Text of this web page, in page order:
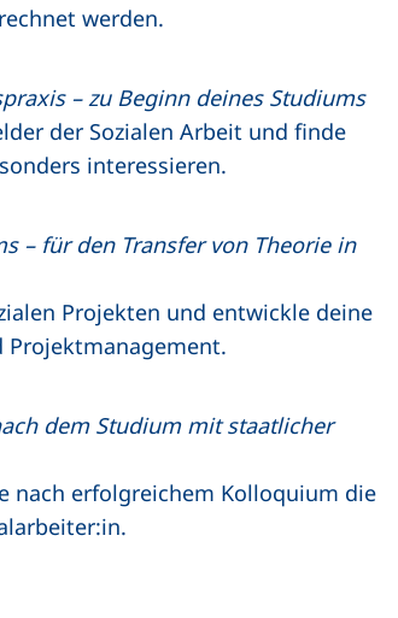
werden.
– zu Beginn deines Studiums
der Sozialen Arbeit und finde
interessieren.
– für den Transfer von Theorie in
Projekten und entwickle deine
Projektmanagement.
dem Studium mit staatlicher
nach erfolgreichem Kolloquium die